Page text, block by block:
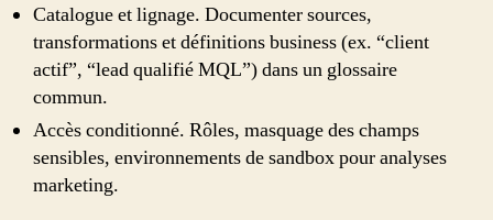
Catalogue et lignage. Documenter sources,
transformations et définitions business (ex. “client
actif”, “lead qualifié MQL”) dans un glossaire
commun.
Accès conditionné. Rôles, masquage des champs
sensibles, environnements de sandbox pour analyses
marketing.